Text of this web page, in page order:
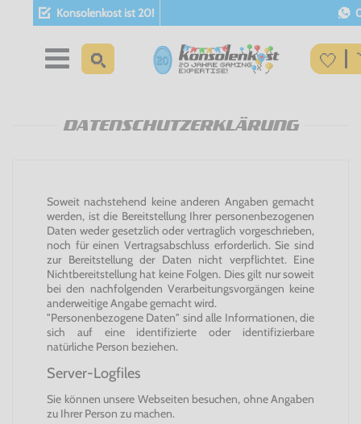
Konsolenkost ist 20!
DATENSCHUTZERKLÄRUNG
Soweit nachstehend keine anderen Angaben gemacht
werden, ist die Bereitstellung Ihrer personenbezogenen
Daten weder gesetzlich oder vertraglich vorgeschrieben,
noch für einen Vertragsabschluss erforderlich. Sie sind
zur Bereitstellung der Daten nicht verpflichtet. Eine
Nichtbereitstellung hat keine Folgen. Dies gilt nur soweit
bei den nachfolgenden Verarbeitungsvorgängen keine
anderweitige Angabe gemacht wird.
"Personenbezogene Daten" sind alle Informationen, die
sich auf eine identifizierte oder identifizierbare
natürliche Person beziehen.
Server-Logfiles
Sie können unsere Webseiten besuchen, ohne Angaben
zu Ihrer Person zu machen.